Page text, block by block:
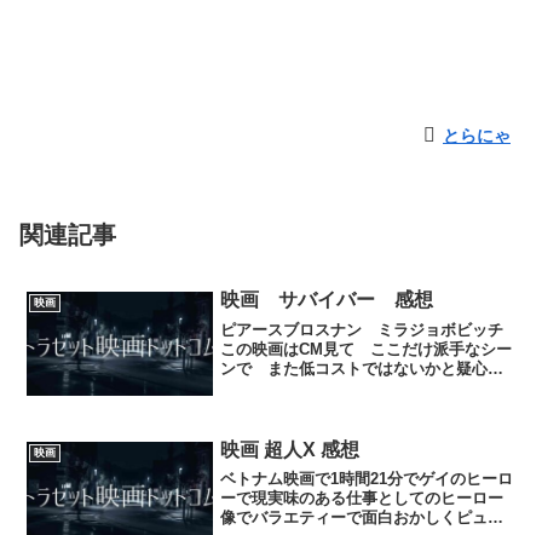
とらにゃ
関連記事
映画 映画 サバイバー 感想
ピアースブロスナン ミラジョボビッチ
この映画はCM見て ここだけ派手なシー
ンで また低コストではないかと疑心暗
うほど よかった作品で...
映画 映画 超人X 感想
ベトナム映画で1時間21分でゲイのヒーロ
ーで現実味のある仕事としてのヒーロー
像でバラエティーで面白おかしくピュア